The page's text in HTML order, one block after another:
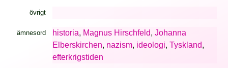
övrigt
ämnesord historia, Magnus Hirschfeld, Johanna
Elberskirchen, nazism, ideologi, Tyskland,
efterkrigstiden